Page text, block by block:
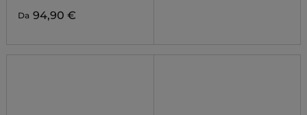
Da 94,90 €